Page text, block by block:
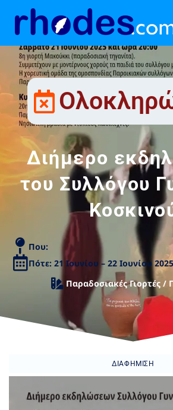
Διήμερο
του Συλλόγου
Που:
Πότε: 21 Ιουνίου – 22 Ιουνίου 2025
Παραδοσιακές Γιορτές /
ΔΙΑΦΉΜΙΣΗ